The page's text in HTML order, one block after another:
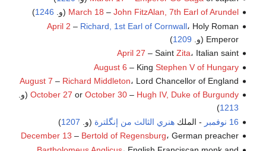
March 18 – John FitzAlan, 7th Earl of Arundel (و. 1246
)
April 2 – Richard, 1st Earl of Cornwall، Holy Roman
Emperor (و.
1209
)
April 27 – Saint Zita، Italian saint
August 6 – King Stephen V of Hungary
August 7 – Richard Middleton، Lord Chancellor of England
October 27 or October 30– Hugh IV, Duke of Burgundy
(و.
1213
)
16 نوفمبر
- الملكهنري الثالث من إنگلترة (و. 1207
)
December 13 – Bertold of Regensburg، German preacher